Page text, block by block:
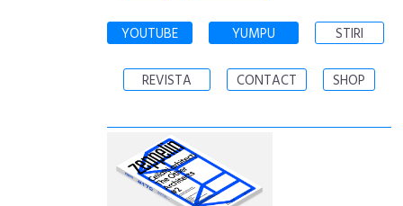
YOUTUBE YUMPU STIRI
REVISTA CONTACT SHOP